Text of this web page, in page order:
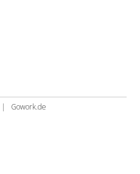
| Gowork.de